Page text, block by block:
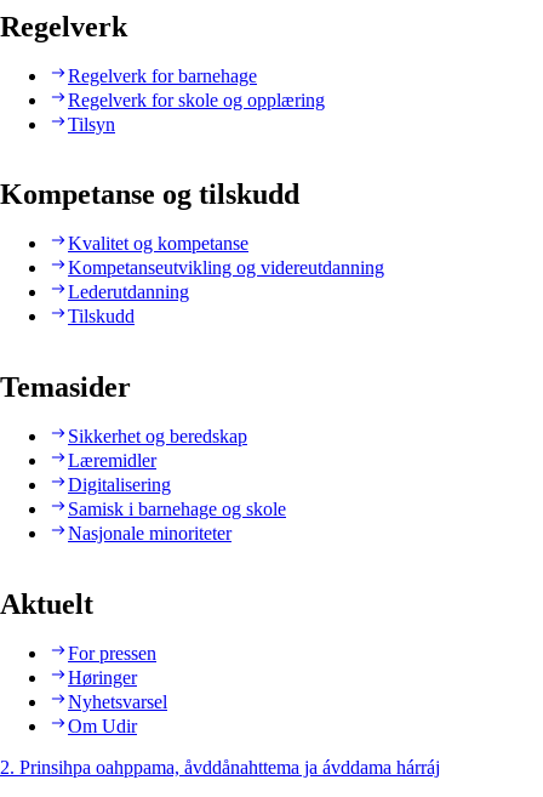
Regelverk
Regelverk for barnehage
Regelverk for skole og opplæring
Tilsyn
Kompetanse og tilskudd
Kvalitet og kompetanse
Kompetanseutvikling og videreutdanning
Lederutdanning
Tilskudd
Temasider
Sikkerhet og beredskap
Læremidler
Digitalisering
Samisk i barnehage og skole
Nasjonale minoriteter
Aktuelt
For pressen
Høringer
Nyhetsvarsel
Om Udir
2. Prinsihpa oahppama, åvddånahttema ja ávddama hárráj